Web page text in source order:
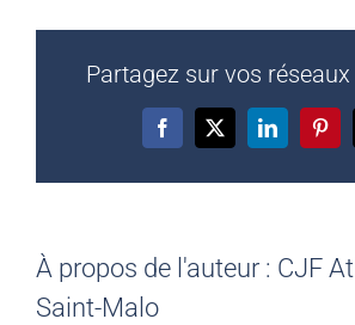
Partagez sur vos
Facebook
X LinkedIn
À propos de l'auteur : CJF
Saint-Malo